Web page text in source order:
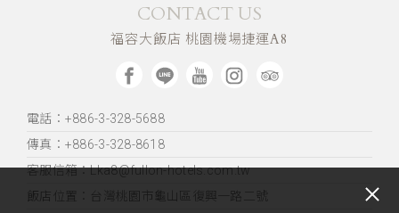
CONTACT US
福容大飯店 桃園機場捷運A8
電話：+886-3-328-5688
傳真：+886-3-328-8618
客服信箱：Lka8@fullon-hotels.com.tw
飯店位置： 台灣桃園市龜山區復興一路二號